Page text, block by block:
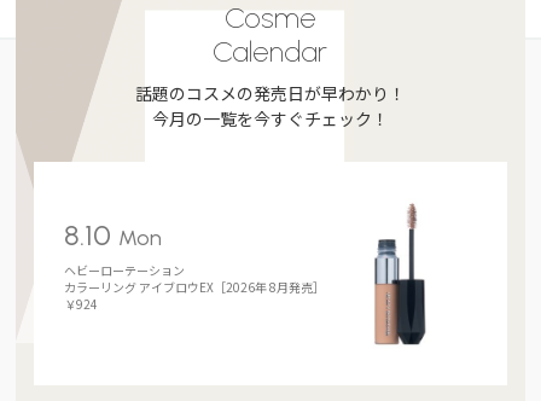
Cosme
Calendar
話題のコスメの発売日が早わかり！
今月の一覧を今すぐチェック！
8.10 Mon
ヘビーローテーション
カラーリング アイブロウEX［2026年 8月発売］
￥924